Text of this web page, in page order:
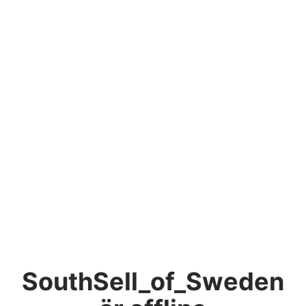
SouthSell_of_Sweden